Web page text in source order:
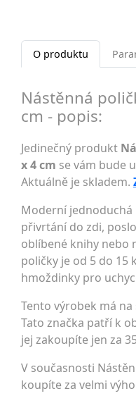
O produktu
Nástěnná
cm - popis:
Jedinečný produkt
x 4 cm se vám bude
Aktuálně je skladem.
Moderní jednoduchá
přivrtání do zdi,
oblíbené knihy nebo
poličky je od 5 do 15
hmoždinky pro
Tento výrobek má
Tato značka patří k
jej zakoupíte jen za
V současnosti
koupíte za velmi